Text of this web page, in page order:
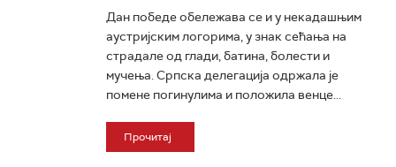
Дан победе обележава се и у некадашњим
аустријским логорима, у знак сећања на
страдале од глади, батина, болести и
мучења. Српска делегација одржала је
помене погинулима и положила венце...
Прочитај